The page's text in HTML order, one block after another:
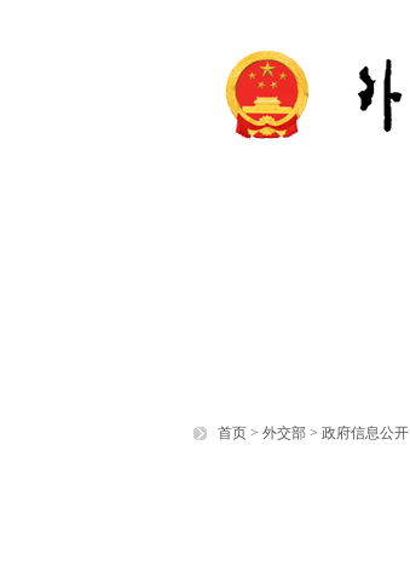
首页 > 外交部 > 政府信息公开